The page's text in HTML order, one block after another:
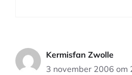
Kermisfan Zwolle
3 november 2006 om